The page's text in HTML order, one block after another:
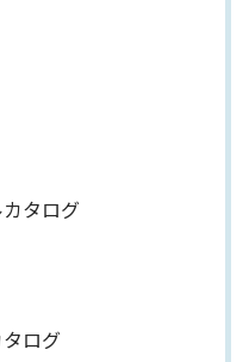
タログ
ログ